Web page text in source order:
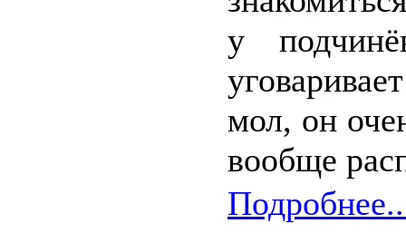
у
мол, он
вообще